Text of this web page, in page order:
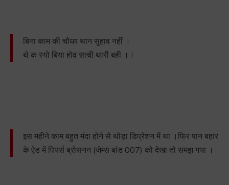
बिना काम की चौधर थान सुहाव नहीं ।
थे क स्यो बिया होव साची थारी बही ।।
इस महीने काम बहुत मंदा होने से थोड़ा डिप्रेशन में था ।फिर पान बहार
के ऐड में पियर्स ब्रोसनन (जेम्स बांड 007) को देखा तो समझ गया ।